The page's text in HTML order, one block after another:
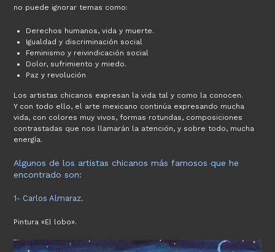
no puede ignorar temas como:
Derechos humanos, vida y muerte.
Igualdad y discriminación social
Feminismo y reivindicación social
Dolor, sufrimiento y miedo.
Paz y revolución
Los artistas chicanos expresan la vida tal y como la conocen.
Y con todo ello, el arte mexicano continúa expresando mucha
vida, con colores muy vivos, formas rotundas, composiciones
contrastadas que nos llamarán la atención, y sobre todo, mucha
energía.
Algunos de los artistas chicanos más famosos que he
encontrado son:
1- Carlos Almaraz.
Pintura «El lobo».